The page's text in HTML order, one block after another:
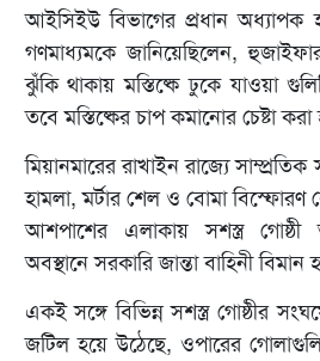
আইসিইউ বিভাগের প্রধান
গণমাধ্যমকে জানিয়েছিলেন,
ঝুঁকি থাকায় মস্তিষ্কে ঢুকে যাওয়া
তবে মস্তিষ্কের চাপ কমানোর চেষ্টা করা
মিয়ানমারের রাখাইন রাজ্যে
হামলা, মর্টার শেল ও বোমা বিস্ফোরণ
আশপাশের এলাকায় সশস্ত্র
অবস্থানে সরকারি জান্তা বাহিনী
একই সঙ্গে বিভিন্ন সশস্ত্র গোষ্ঠীর
জটিল হয়ে উঠেছে, ওপারের